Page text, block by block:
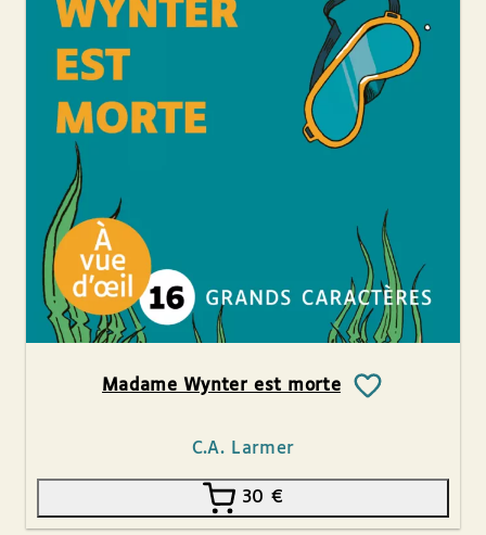
Madame Wynter est morte
C.A. Larmer
30 €